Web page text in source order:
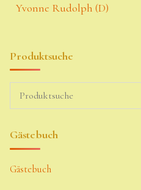
Yvonne Rudolph (D)
Produktsuche
Gästebuch
Gästebuch